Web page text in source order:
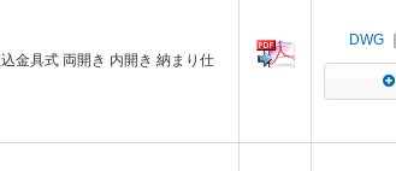
金具式 両開き 内開き 納まり仕
DWG